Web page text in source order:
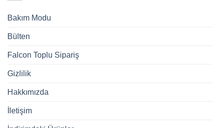
Bakım Modu
Bülten
Falcon Toplu Sipariş
Gizlilik
Hakkımızda
İletişim